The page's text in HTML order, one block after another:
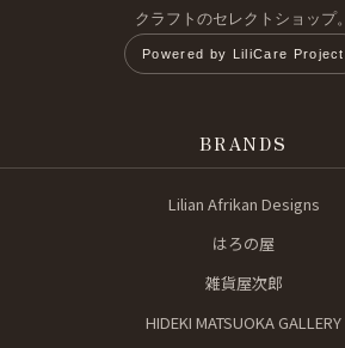
クラフトのセレクトショップ。
Powered by LiliCare Project
BRANDS
Lilian Afrikan Designs
はろの屋
雑貨屋次郎
HIDEKI MATSUOKA GALLERY